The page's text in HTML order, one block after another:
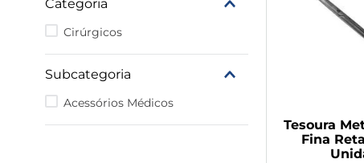
rivaroxabana 20mg
Categoria
Cirúrgicos
Subcategoria
Acessórios Médicos
Tesoura
Fina